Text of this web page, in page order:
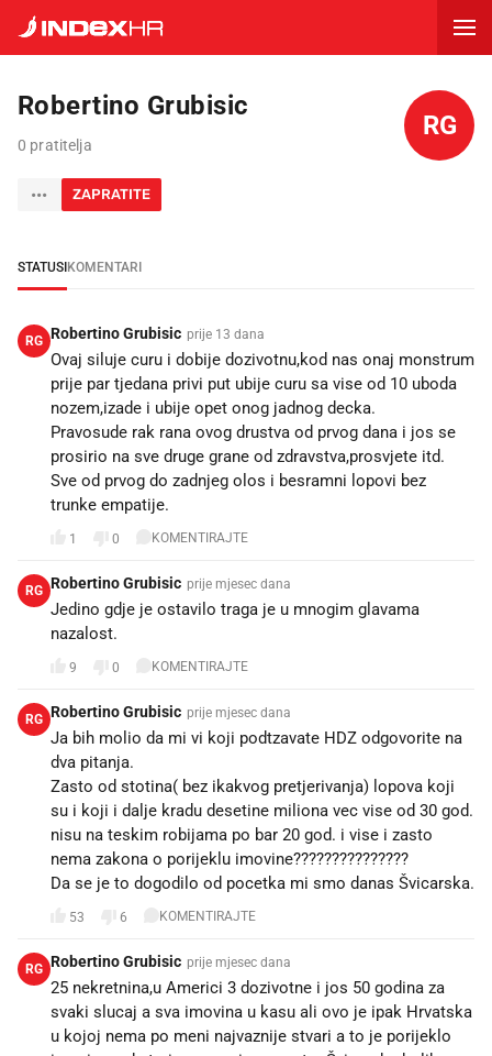
Robertino Grubisic
0 pratitelja
ZAPRATITE
RG
STATUSI KOMENTARI
RG Robertino Grubisic prije 13 dana
Ovaj siluje curu i dobije dozivotnu,kod nas onaj monstrum
prije par tjedana privi put ubije curu sa vise od 10 uboda
nozem,izade i ubije opet onog jadnog decka.
Pravosude rak rana ovog drustva od prvog dana i jos se
prosirio na sve druge grane od zdravstva,prosvjete itd.
Sve od prvog do zadnjeg olos i besramni lopovi bez
trunke empatije.
1 0 KOMENTIRAJTE
RG Robertino Grubisic prije mjesec dana
Jedino gdje je ostavilo traga je u mnogim glavama
nazalost.
9 0 KOMENTIRAJTE
RG Robertino Grubisic prije mjesec dana
Ja bih molio da mi vi koji podtzavate HDZ odgovorite na
dva pitanja.
Zasto od stotina( bez ikakvog pretjerivanja) lopova koji
su i koji i dalje kradu desetine miliona vec vise od 30 god.
nisu na teskim robijama po bar 20 god. i vise i zasto
nema zakona o porijeklu imovine???????????????
Da se je to dogodilo od pocetka mi smo danas Švicarska.
53 6 KOMENTIRAJTE
RG Robertino Grubisic prije mjesec dana
25 nekretnina,u Americi 3 dozivotne i jos 50 godina za
svaki slucaj a sva imovina u kasu ali ovo je ipak Hrvatska
u kojoj nema po meni najvaznije stvari a to je porijeklo